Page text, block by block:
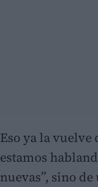
Eso ya la
estamos
nuevas”, sino